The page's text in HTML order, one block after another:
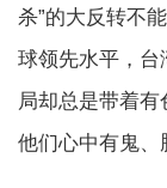
杀”的大反转不
球领先水平，台
局却总是带着有
他们心中有鬼、